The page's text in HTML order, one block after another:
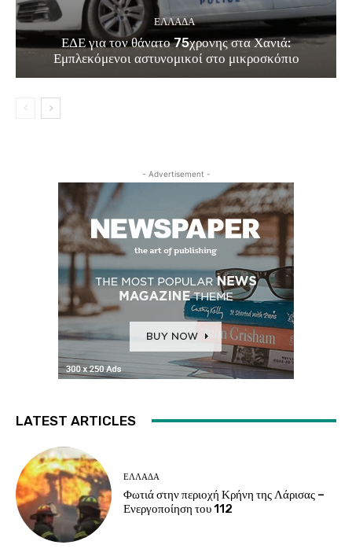
ΕΛΛΑΔΑ
ΕΔΕ για τον θάνατο 75χρονης στα Χανιά:
Εμπλεκόμενοι αστυνομικοί στο μικροσκόπιο
- Advertisement -
LATEST ARTICLES
ΕΛΛΑΔΑ
Φωτιά στην περιοχή Κρήνη της Λάρισας –
Ενεργοποίηση του 112